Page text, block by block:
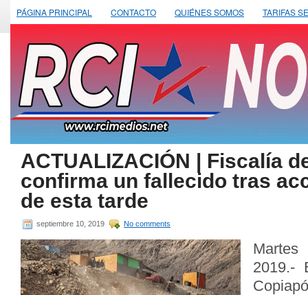
PÁGINA PRINCIPAL CONTACTO QUIÉNES SOMOS TARIFAS
ACTUALIZACIÓN | Fiscalía
confirma un fallecido tras
de esta tarde
septiembre 10, 2019 No comments
Martes
2019.-